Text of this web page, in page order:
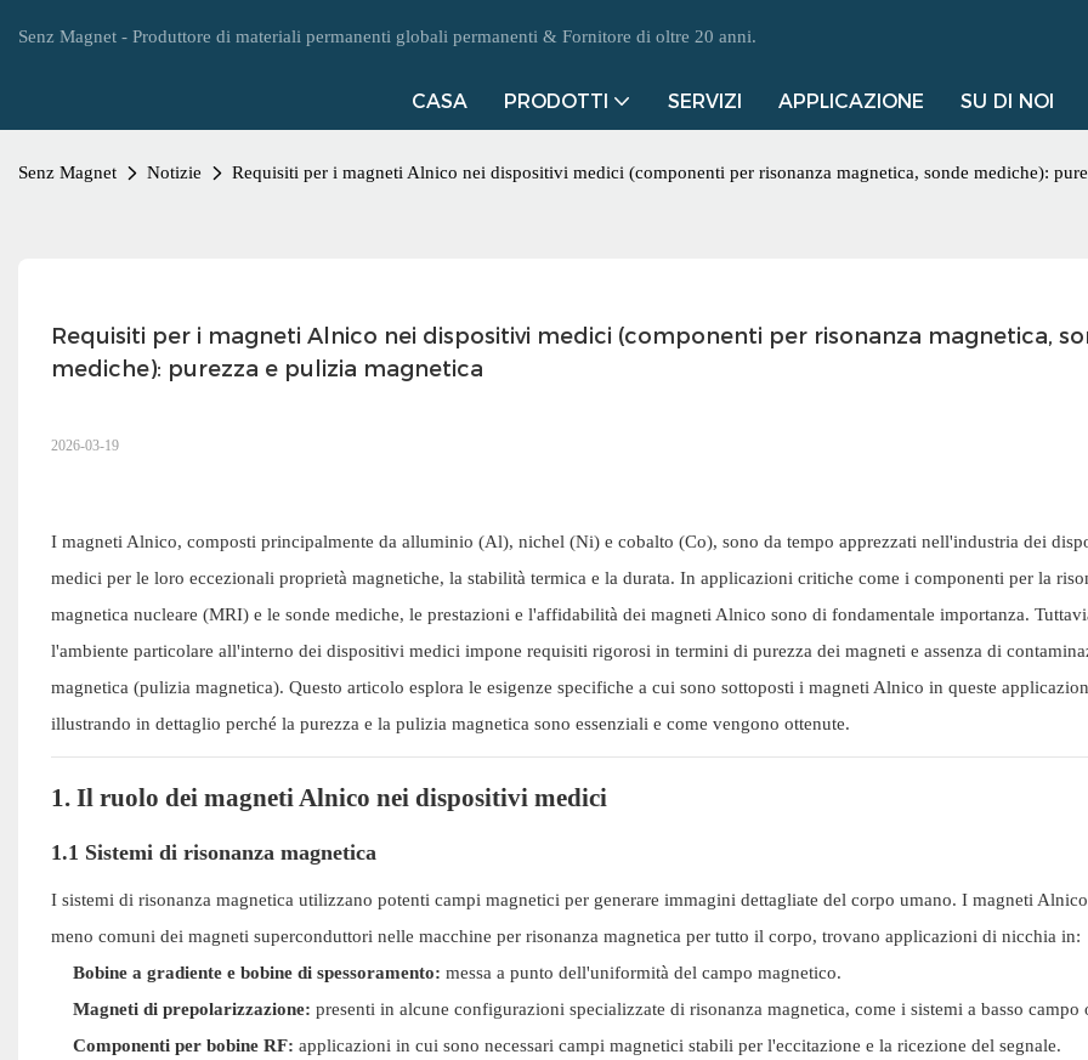
Senz Magnet - Produttore di materiali permanenti globali permanenti & Fornitore di oltre 20 anni.
CASA PRODOTTI SERVIZI APPLICAZIONE SU DI NOI
Senz Magnet Notizie Requisiti per i magneti Alnico nei dispositivi medici (componenti per risonanza magnetica, sonde mediche):
Requisiti per i magneti Alnico nei dispositivi medici (componenti per risonanza magnetica,
mediche): purezza e pulizia magnetica
2026-03-19
I magneti Alnico, composti principalmente da alluminio (Al), nichel (Ni) e cobalto (Co), sono da tempo apprezzati nell'industria dei
medici per le loro eccezionali proprietà magnetiche, la stabilità termica e la durata. In applicazioni critiche come i componenti per la
magnetica nucleare (MRI) e le sonde mediche, le prestazioni e l'affidabilità dei magneti Alnico sono di fondamentale importanza.
l'ambiente particolare all'interno dei dispositivi medici impone requisiti rigorosi in termini di purezza dei magneti e assenza di
magnetica (pulizia magnetica). Questo articolo esplora le esigenze specifiche a cui sono sottoposti i magneti Alnico in queste
illustrando in dettaglio perché la purezza e la pulizia magnetica sono essenziali e come vengono ottenute.
1. Il ruolo dei magneti Alnico nei dispositivi medici
1.1 Sistemi di risonanza magnetica
I sistemi di risonanza magnetica utilizzano potenti campi magnetici per generare immagini dettagliate del corpo umano. I magneti
meno comuni dei magneti superconduttori nelle macchine per risonanza magnetica per tutto il corpo, trovano applicazioni di nicchia in:
Bobine a gradiente e bobine di spessoramento: messa a punto dell'uniformità del campo magnetico.
Magneti di prepolarizzazione: presenti in alcune configurazioni specializzate di risonanza magnetica, come i sistemi a basso campo
Componenti per bobine RF: applicazioni in cui sono necessari campi magnetici stabili per l'eccitazione e la ricezione del segnale.